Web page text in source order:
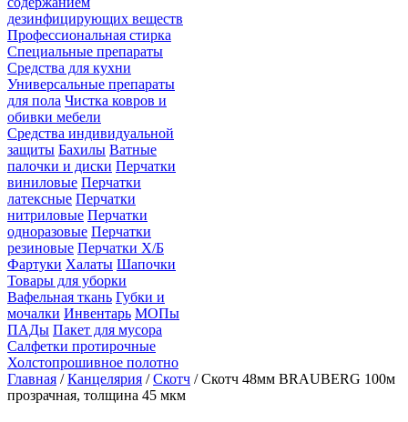
дезинфицирующих веществ
Профессиональная стирка
Специальные препараты
Средства для кухни
Универсальные препараты
для пола Чистка ковров и
обивки мебели
Средства индивидуальной
защиты Бахилы Ватные
палочки и диски Перчатки
виниловые Перчатки
латексные Перчатки
нитриловые Перчатки
одноразовые Перчатки
резиновые Перчатки Х/Б
Фартуки Халаты Шапочки
Товары для уборки
Вафельная ткань Губки и
мочалки Инвентарь МОПы
ПАДы Пакет для мусора
Салфетки протирочные
Холстопрошивное полотно
Главная /Канцелярия /Скотч / Скотч 48мм BRAUBERG 100м
прозрачная, толщина 45 мкм